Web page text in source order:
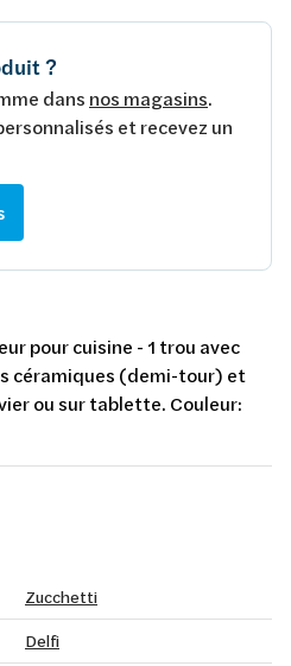
?
dans nos magasins.
et recevez un
pour cuisine - 1 trou avec
céramiques (demi-tour) et
ou sur tablette. Couleur:
Zucchetti
Delfi